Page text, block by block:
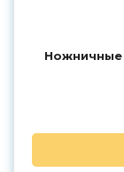
Ножничные